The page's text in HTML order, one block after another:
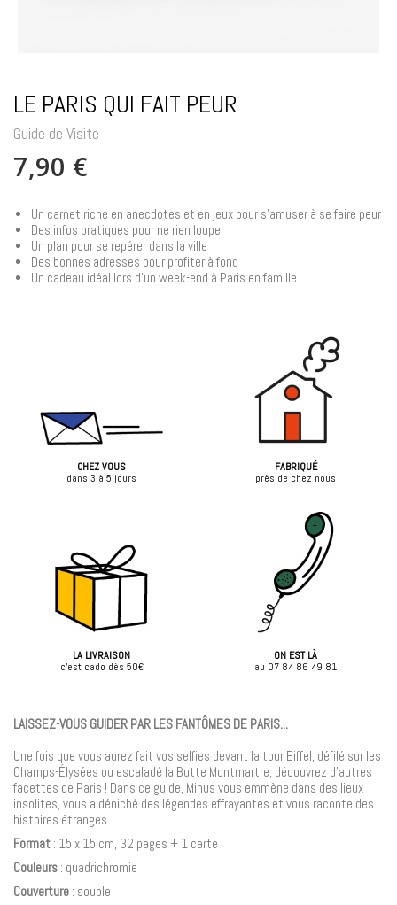
LE PARIS QUI FAIT PEUR
Guide de Visite
7,90 €
Un carnet riche en anecdotes et en jeux pour s'amuser à se faire peur
Des infos pratiques pour ne rien louper
Un plan pour se repérer dans la ville
Des bonnes adresses pour profiter à fond
Un cadeau idéal lors d'un week-end à Paris en famille
CHEZ VOUS
dans 3 à 5 jours
FABRIQUÉ
près de chez nous
LA LIVRAISON
c'est cado dès 50€
ON EST LÀ
au 07 84 86 49 81
LAISSEZ-VOUS GUIDER PAR LES FANTÔMES DE PARIS...
Une fois que vous aurez fait vos selfies devant la tour Eiffel, défilé sur les
Champs-Élysées ou escaladé la Butte Montmartre, découvrez d’autres
facettes de Paris ! Dans ce guide, Minus vous emmène dans des lieux
insolites, vous a déniché des légendes effrayantes et vous raconte des
histoires étranges.
Format : 15 x 15 cm, 32 pages + 1 carte
Couleurs : quadrichromie
Couverture : souple